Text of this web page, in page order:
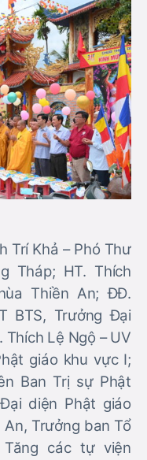
Trí Khả – Phó Thư
Tháp; HT. Thích
Thiền An; ĐĐ.
BTS, Trưởng Đại
Lệ Ngộ – UV
giáo khu vực I;
Ban Trị sự Phật
diện Phật giáo
Trưởng ban Tổ
các tự viện